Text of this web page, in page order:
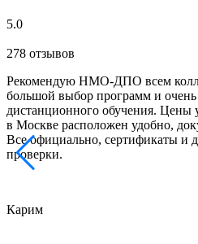
5.0
278 отзывов
Рекомендую НМО-ДПО всем
большой выбор программ и очень
дистанционного обучения.
в Москве расположен удобно,
Все официально, сертификаты и
проверки.
Карим